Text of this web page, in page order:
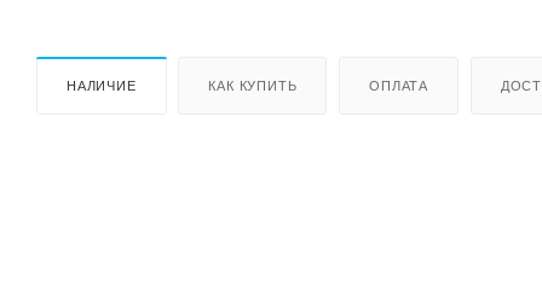
НАЛИЧИЕ КАК КУПИТЬ ОПЛАТА